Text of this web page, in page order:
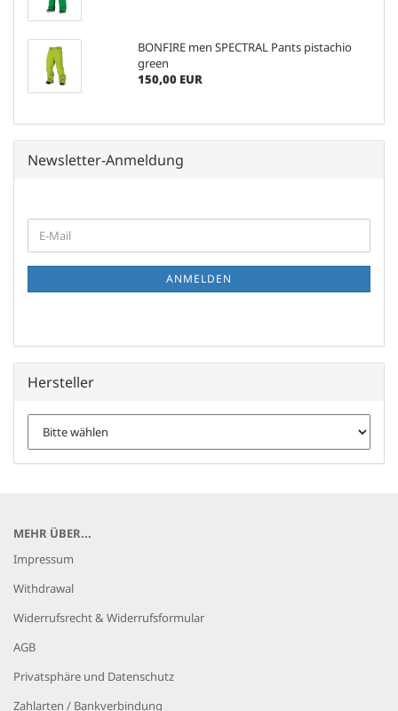
BONFIRE men SPECTRAL Pants pistachio
green
150,00 EUR
Newsletter-Anmeldung
ZUR
NEWSLETTER-
E-
Mail
ANMELDEN
Hersteller
MEHR ÜBER...
Impressum
Withdrawal
Widerrufsrecht & Widerrufsformular
AGB
Privatsphäre und Datenschutz
Zahlarten / Bankverbindung